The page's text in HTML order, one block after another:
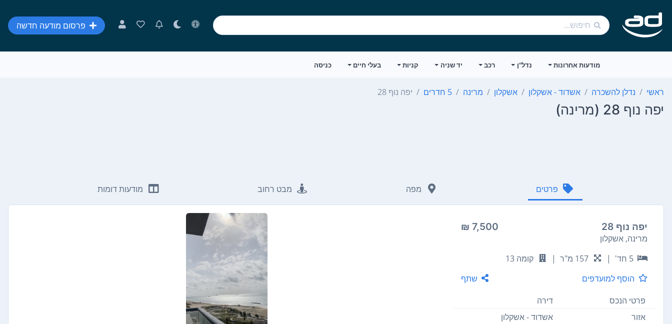
פרסום מודעה חדשה
מודעות אחרונות נדל"ן רכב יד שניה קניות בעלי חיים כניסה
ראשי נדלן להשכרה אשדוד - אשקלון אשקלון מרינה 5 חדרים יפה נוף 28
יפה נוף 28 (מרינה)
פרטים מפה מבט רחוב מודעות דומות
יפה נוף 28 7,500 ₪
מרינה, אשקלון
5 חד'
| 157 מ"ר |
קומה 13
הוסף למועדפים
שתף
פרטי הנכס
דירה
אזור
אשדוד - אשקלון